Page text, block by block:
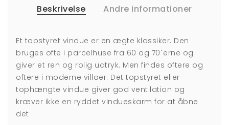
Beskrivelse Andre informationer
Et topstyret vindue er en ægte klassiker. Den
bruges ofte i parcelhuse fra 60 og 70´erne og
giver et ren og rolig udtryk. Men findes oftere og
oftere i moderne villaer. Det topstyret eller
tophængte vindue giver god ventilation og
kræver ikke en ryddet vindueskarm for at åbne
det